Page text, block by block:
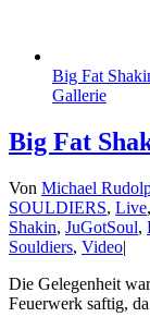
Big Fat
Gallerie
Big Fat
Von Michael
SOULDIERS, Live,
Shakin, JuGotSoul,
Souldiers, Video|
Die Gelegenheit
Feuerwerk saftig,